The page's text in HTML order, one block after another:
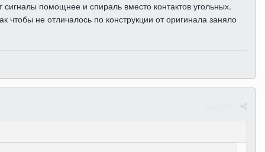
помощнее и спираль вместо контактов угольных.
чтобы не отличалось по конструкции от оригинала заняло